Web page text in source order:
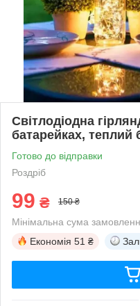
Світлодіодна
батарейках, теплий
Готово до відправки
Роздріб
99 ₴ 150 ₴
Мінімальна сума
Економія 51 ₴